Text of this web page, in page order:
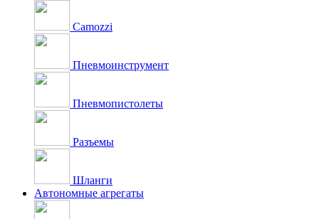
Camozzi
Пневмоинструмент
Пневмопистолеты
Разъемы
Шланги
Автономные агрегаты